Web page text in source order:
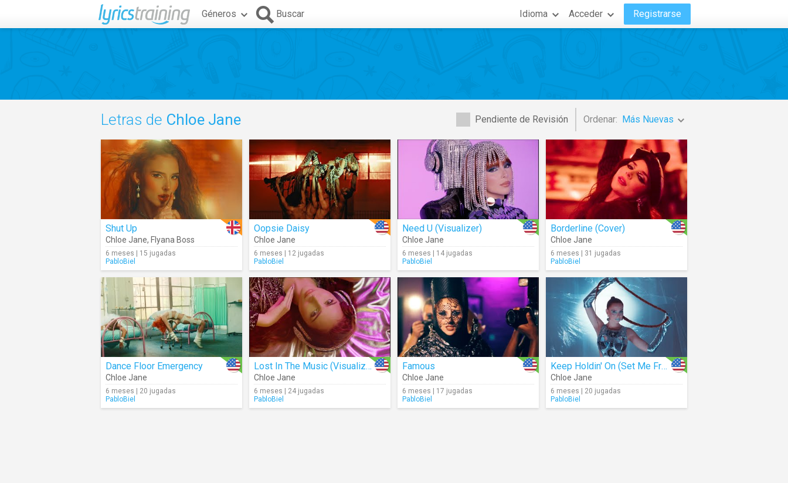
Géneros Buscar Idioma Acceder Registrarse
Pendiente de Revisión Ordenar: Más Nuevas
Letras de Chloe Jane
Shut Up
Chloe Jane, Flyana Boss
6 meses | 15 jugadas
PabloBiel
Oopsie Daisy
Chloe Jane
6 meses | 12 jugadas
PabloBiel
Need U (Visualizer)
Chloe Jane
6 meses | 14 jugadas
PabloBiel
Borderline (Cover)
Chloe Jane
6 meses | 31 jugadas
PabloBiel
Dance Floor Emergency
Chloe Jane
6 meses | 20 jugadas
PabloBiel
Lost In The Music (Visualizer)
Chloe Jane
6 meses | 24 jugadas
PabloBiel
Famous
Chloe Jane
6 meses | 17 jugadas
PabloBiel
Keep Holdin' On (Set Me Free) (Visualizer)
Chloe Jane
6 meses | 20 jugadas
PabloBiel